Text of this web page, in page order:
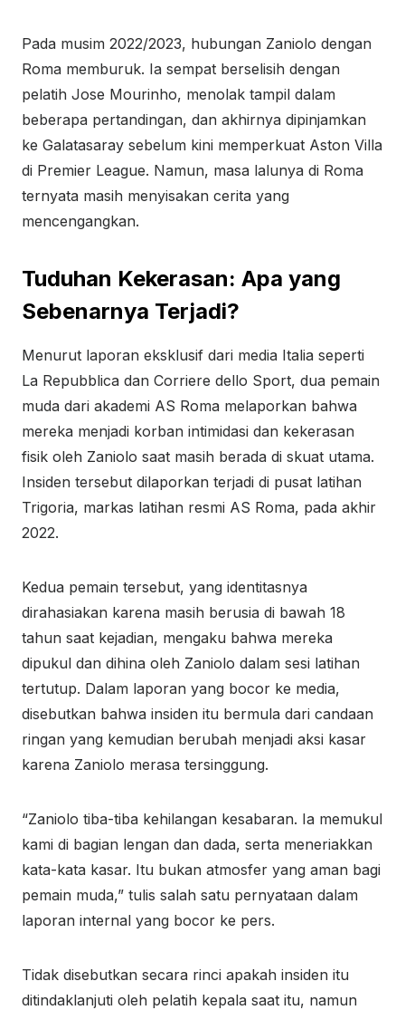
Pada musim 2022/2023, hubungan Zaniolo dengan
Roma memburuk. Ia sempat berselisih dengan
pelatih Jose Mourinho, menolak tampil dalam
beberapa pertandingan, dan akhirnya dipinjamkan
ke Galatasaray sebelum kini memperkuat Aston Villa
di Premier League. Namun, masa lalunya di Roma
ternyata masih menyisakan cerita yang
mencengangkan.
Tuduhan Kekerasan: Apa yang
Sebenarnya Terjadi?
Menurut laporan eksklusif dari media Italia seperti
La Repubblica dan Corriere dello Sport, dua pemain
muda dari akademi AS Roma melaporkan bahwa
mereka menjadi korban intimidasi dan kekerasan
fisik oleh Zaniolo saat masih berada di skuat utama.
Insiden tersebut dilaporkan terjadi di pusat latihan
Trigoria, markas latihan resmi AS Roma, pada akhir
2022.
Kedua pemain tersebut, yang identitasnya
dirahasiakan karena masih berusia di bawah 18
tahun saat kejadian, mengaku bahwa mereka
dipukul dan dihina oleh Zaniolo dalam sesi latihan
tertutup. Dalam laporan yang bocor ke media,
disebutkan bahwa insiden itu bermula dari candaan
ringan yang kemudian berubah menjadi aksi kasar
karena Zaniolo merasa tersinggung.
“Zaniolo tiba-tiba kehilangan kesabaran. Ia memukul
kami di bagian lengan dan dada, serta meneriakkan
kata-kata kasar. Itu bukan atmosfer yang aman bagi
pemain muda,” tulis salah satu pernyataan dalam
laporan internal yang bocor ke pers.
Tidak disebutkan secara rinci apakah insiden itu
ditindaklanjuti oleh pelatih kepala saat itu, namun